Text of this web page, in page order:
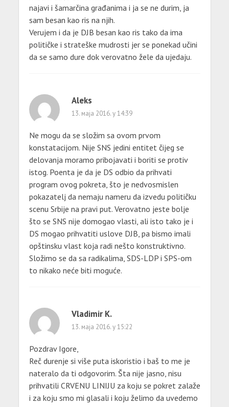
najavi i šamarčina građanima i ja se ne durim, ja
sam besan kao ris na njih.
Verujem i da je DJB besan kao ris tako da ima
političke i strateške mudrosti jer se ponekad učini
da se samo dure dok verovatno žele da ujedaju.
Aleks
13. маја 2016. у 14:39
Ne mogu da se složim sa ovom prvom
konstatacijom. Nije SNS jedini entitet čijeg se
delovanja moramo pribojavati i boriti se protiv
istog. Poenta je da je DS odbio da prihvati
program ovog pokreta, što je nedvosmislen
pokazatelj da nemaju nameru da izvedu političku
scenu Srbije na pravi put. Verovatno jeste bolje
što se SNS nije domogao vlasti, ali isto tako je i
DS mogao prihvatiti uslove DJB, pa bismo imali
opštinsku vlast koja radi nešto konstruktivno.
Složimo se da sa radikalima, SDS-LDP i SPS-om
to nikako neće biti moguće.
Vladimir K.
13. маја 2016. у 15:22
Pozdrav Igore,
Reč durenje si više puta iskoristio i baš to me je
nateralo da ti odgovorim. Šta nije jasno, nisu
prihvatili CRVENU LINIJU za koju se pokret zalaže
i za koju smo mi glasali i koju želimo da uvedemo